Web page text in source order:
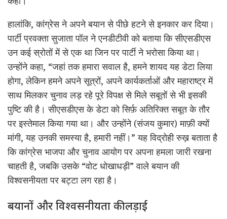
हालांकि, कांग्रेस ने अपने बयान से पीछे हटने से इनकार कर दिया।
पार्टी प्रवक्ता सुजाता पॉल ने एनडीटीवी को बताया कि सीएसडीएस
उन कई स्रोतों में से एक था जिन पर पार्टी ने भरोसा किया था।
उन्होंने कहा, “जहां तक हमारा सवाल है, हमने शायद यह डेटा लिया
होगा, लेकिन हमने अपने सूत्रों, अपने कार्यकर्ताओं और महाराष्ट्र में
साथ मिलकर चुनाव लड़ रहे पूरे विपक्ष से मिले सबूतों से भी इसकी
पुष्टि की है। सीएसडीएस के डेटा को सिर्फ़ अतिरिक्त सबूत के तौर
पर इस्तेमाल किया गया था। और उन्होंने (संजय कुमार) माफ़ी क्यों
मांगी, यह उनकी समस्या है, हमारी नहीं।” यह विद्रोही रुख़ बताता है
कि कांग्रेस भाजपा और चुनाव आयोग पर अपना हमला जारी रखना
चाहती है, जबकि उसके “वोट धोखाधड़ी” वाले बयान की
विश्वसनीयता पर बट्टा लग रहा है।
बयानों और विश्वसनीयता की लड़ाई